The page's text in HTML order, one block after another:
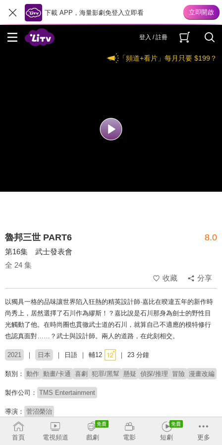
下載 APP，海量影劇免登入立即看
登入 / 註冊
「頻道+看片」每月只要 $199？
魯邦三世 PART6 8.0
第16集 武士發表會
全 24 集
收藏
分享
以獨具一格的品味讓世界陷入狂熱的精英設計師·嘉比在暌違五年的新作時
尚秀上，居然選擇了石川作為繆斯！？嘉比說是石川那身為劍士的野性目
光觸動了他。在時尚圈也貫徹武士道的石川，就算自己不適應的模特修行
也認真面對……？武士與設計師。兩人的道路，在此刻相交。
2021 日本 日語 輔12 23 分鐘
類別： 動作 動畫/卡通 喜劇 犯罪/黑幫 懸疑 偵探/推理 冒險 漫畫改編
製作公司： TMS Entertainment
導演： 菅沼榮治
配音： 栗田貫一 浪川大輔 澤城美雪
山寺宏一
首頁
電視頻道 戲劇 電影 短劇 更多